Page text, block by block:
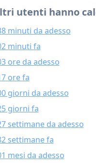
utenti hanno
minuti da adesso
minuti fa
ore da adesso
ore fa
giorni da adesso
giorni fa
settimane da adesso
settimane fa
mesi da adesso